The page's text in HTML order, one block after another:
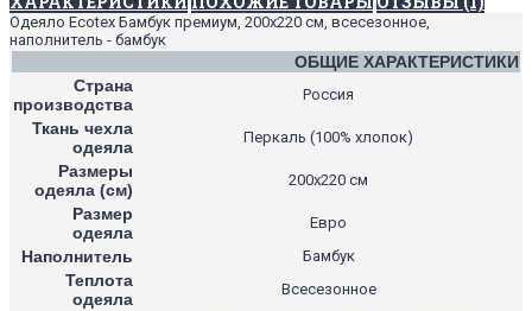
Одеяло Ecotex Бамбук премиум, 200х220 см, всесезонное,
наполнитель - бамбук
ОБЩИЕ ХАРАКТЕРИСТИКИ
Страна
производства
Россия
Ткань чехла
одеяла
Перкаль (100% хлопок)
Размеры
одеяла (см)
200х220 см
Размер
одеяла
Евро
Наполнитель Бамбук
Теплота
одеяла
Всесезонное